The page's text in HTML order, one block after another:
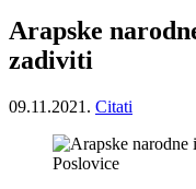
Arapske
zadiviti
09.11.2021. Citati
Poslovice